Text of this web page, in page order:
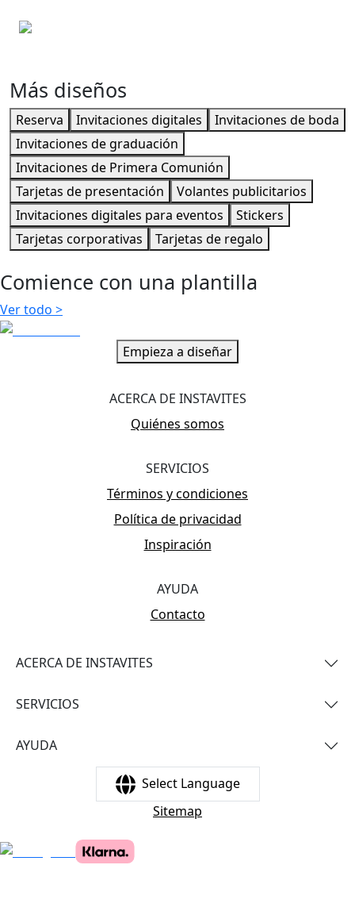
Más diseños
Reserva Invitaciones digitales
Invitaciones de boda
Invitaciones de graduación
Invitaciones de Primera Comunión
Tarjetas de presentación
Volantes publicitarios
Invitaciones digitales para eventos
Stickers
Tarjetas corporativas
Tarjetas de regalo
Comience con una plantilla
Ver todo >
Empieza a diseñar
ACERCA DE INSTAVITES
Quiénes somos
SERVICIOS
Términos y condiciones
Política de privacidad
Inspiración
AYUDA
Contacto
ACERCA DE INSTAVITES
SERVICIOS
AYUDA
Select Language
Sitemap